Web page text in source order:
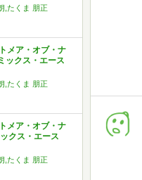
,たくま 朋正
メア・オブ・ナ
ックス・エース
,たくま 朋正
メア・オブ・ナ
クス・エース
,たくま 朋正